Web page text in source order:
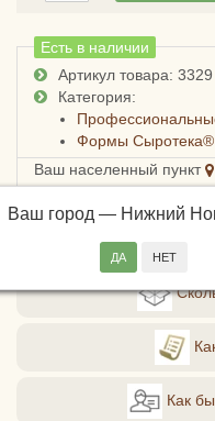
Есть в наличии
Артикул товара: 3329
Категория:
Формы Сыротека®
Ваш населенный пункт
Ваш город — Нижний
Доставка в
России, СДЭКом,
Как